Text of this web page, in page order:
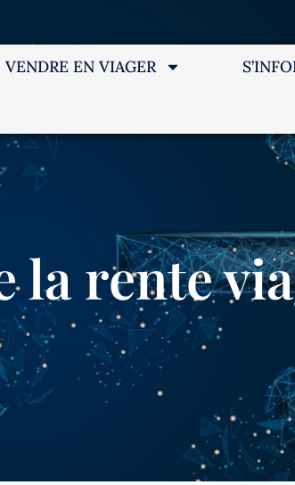
VENDRE EN VIAGER
la rente